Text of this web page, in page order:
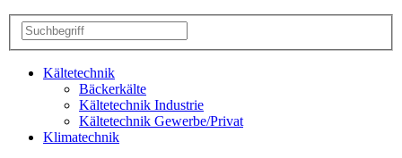
Kältetechnik
Bäckerkälte
Kältetechnik Industrie
Kältetechnik Gewerbe/Privat
Klimatechnik